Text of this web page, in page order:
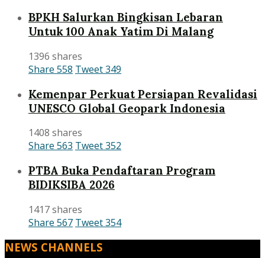
BPKH Salurkan Bingkisan Lebaran
Untuk 100 Anak Yatim Di Malang
1396 shares
Share 558 Tweet349
Kemenpar Perkuat Persiapan Revalidasi
UNESCO Global Geopark Indonesia
1408 shares
Share 563 Tweet352
PTBA Buka Pendaftaran Program
BIDIKSIBA 2026
1417 shares
Share 567 Tweet354
NEWS CHANNELS